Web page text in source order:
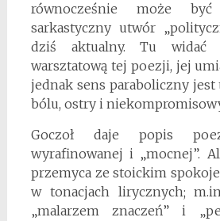
równocześnie może
sarkastyczny utwór
dziś aktualny. Tu widać
warsztatową tej poezji, jej
jednak sens paraboliczny
bólu, ostry i
Goczoł daje popis
wyrafinowanej i „mocnej”.
przemyca ze stoickim
w tonacjach lirycznych;
„malarzem znaczeń” i